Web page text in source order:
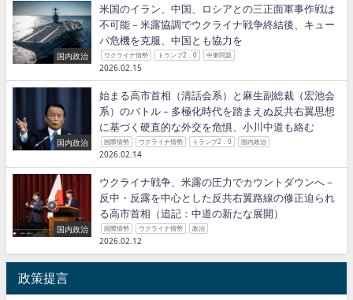
国内政治
米国のイラン、中国、ロシアとの三正面軍事作戦は
不可能－米露協調でウクライナ戦争終結後、キュー
バ危機を克服、中国とも協力を
ウクライナ情勢 トランプ2．0 中東問題
2026.02.15
国内政治
始まる高市首相（清話会系）と麻生副総裁（宏池会
系）のバトル－多極化時代を踏まえぬ反共右翼思想
に基づく硬直的な外交を危惧、小川中道も絡む
国際情勢 ウクライナ情勢 トランプ2．0 国内政治
2026.02.14
国内政治
ウクライナ戦争、米露の圧力でカウントダウンへ－
反中・反露を中心とした反共右翼路線の修正迫られ
る高市首相（追記：中道の新たな展開）
国際情勢 ウクライナ情勢 政治
2026.02.12
政策提言